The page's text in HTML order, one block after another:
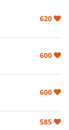
620
600
600
585